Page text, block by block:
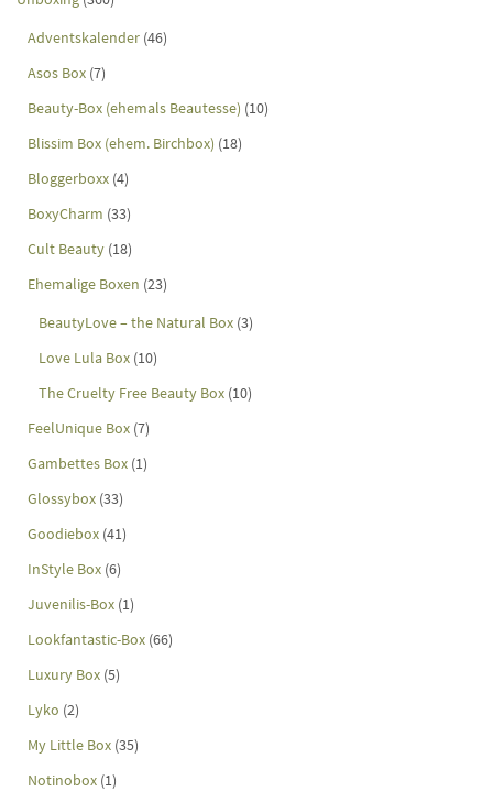
Adventskalender (46)
Asos Box (7)
Beauty-Box (ehemals Beautesse) (10)
Blissim Box (ehem. Birchbox) (18)
Bloggerboxx (4)
BoxyCharm (33)
Cult Beauty (18)
Ehemalige Boxen (23)
BeautyLove – the Natural Box (3)
Love Lula Box (10)
The Cruelty Free Beauty Box (10)
FeelUnique Box (7)
Gambettes Box (1)
Glossybox (33)
Goodiebox (41)
InStyle Box (6)
Juvenilis-Box (1)
Lookfantastic-Box (66)
Luxury Box (5)
Lyko (2)
My Little Box (35)
Notinobox (1)